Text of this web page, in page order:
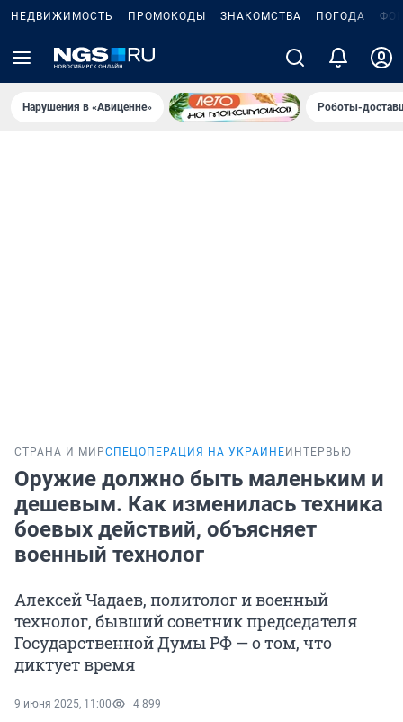
НЕДВИЖИМОСТЬ ПРОМОКОДЫ ЗНАКОМСТВА ПОГОДА
Нарушения в «Авиценне» Роботы-
СТРАНА И МИРСПЕЦОПЕРАЦИЯ НА УКРАИНЕ ИНТЕРВЬЮ
Оружие должно быть маленьким и
дешевым. Как изменилась техника
боевых действий, объясняет
военный технолог
Алексей Чадаев, политолог и военный
технолог, бывший советник председателя
Государственной Думы РФ — о том, что
диктует время
9 июня 2025, 11:00 4 899